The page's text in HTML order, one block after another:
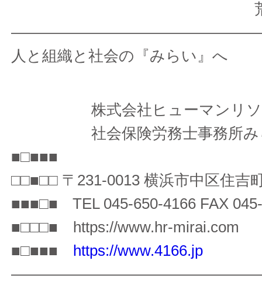
荒木
人と組織と社会の『みらい』へ
株式会社ヒューマンリソ
社会保険労務士事務所
■□■■■
□□■□□ 〒231-0013 横浜市中区住吉
■■■□■ TEL 045-650-4166 FAX
■□□□■ https://www.hr-mirai.com
■□■■■ https://www.4166.jp